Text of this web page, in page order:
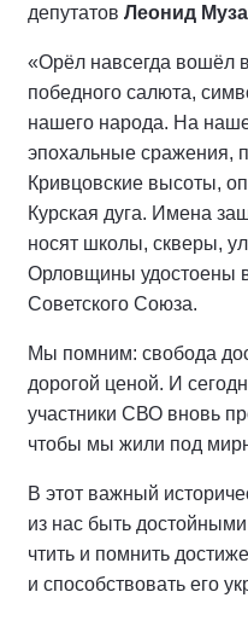
депутатов Леонид
«Орёл навсегда вошёл
победного салюта,
нашего народа. На
эпохальные сражения,
Кривцовские высоты,
Курская дуга. Имена
носят школы, скверы,
Орловщины удостоены
Советского Союза.
Мы помним: свобода
дорогой ценой. И
участники СВО вновь
чтобы мы жили под
В этот важный
из нас быть
чтить и помнить
и способствовать его